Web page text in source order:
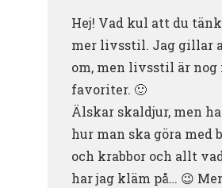
Hej! Vad kul att du
mer livsstil. Jag gillar
om, men livsstil är nog
favoriter. 🙂
Älskar skaldjur, men
hur man ska göra med
och krabbor och allt
har jag kläm på… 😉